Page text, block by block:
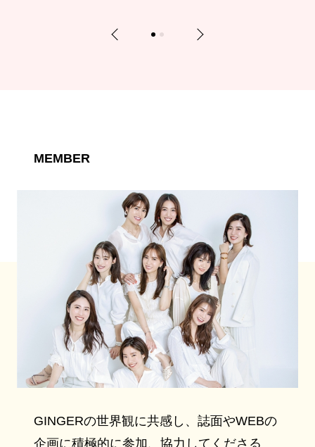
Previous 1 2 Next
MEMBER
GINGERの世界観に共感し、誌面やWEBの
企画に積極的に参加、協力してくださる